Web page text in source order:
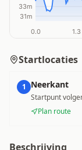
Startlocaties
1 Neerkant
Startpunt
Plan route
Beschrijving